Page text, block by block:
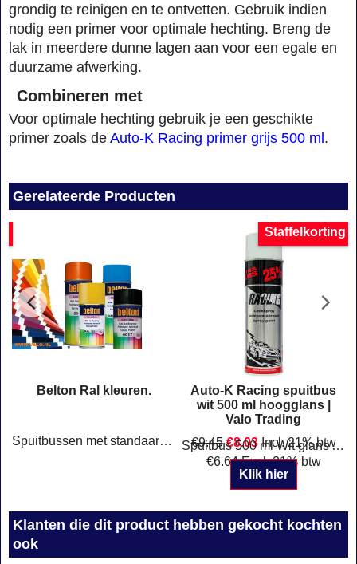
grondig te reinigen en te ontvetten. Gebruik indien
nodig een primer voor optimale hechting. Breng de
lak in meerdere dunne lagen aan voor een egale en
duurzame afwerking.
Combineren met
Voor optimale hechting gebruik je een geschikte
primer zoals de Auto-K Racing primer grijs 500 ml .
Gerelateerde Producten
Belton Ral kleuren.
Spuitbussen met standaard RAL kleuren voor industrie, metaal en onderhoudswerk. Geschikt voor professioneel gebruik en doe-het-zelf projecten.
Staffelkorting
Auto-K Racing spuitbus
wit 500 ml hoogglans |
Valo Trading
€9.45 €8.03 Incl. 21% btw
€6.64 Excl. 21% btw
Spuitbus 500 ml Wit glans Auto-K Racing 288904
Klik hier
Klanten die dit product hebben gekocht kochten
ook